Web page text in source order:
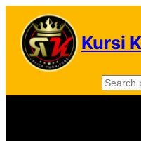
Skip
content
Kursi
S
e